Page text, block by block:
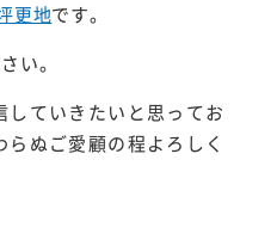
更地です。
い。
していきたいと思ってお
ぬご愛顧の程よろしく